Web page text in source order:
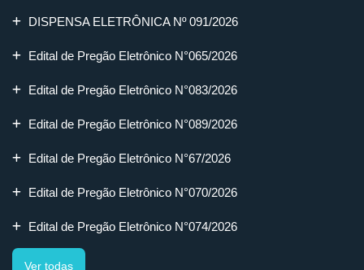
DISPENSA ELETRÔNICA Nº 091/2026
Edital de Pregão Eletrônico N°065/2026
Edital de Pregão Eletrônico N°083/2026
Edital de Pregão Eletrônico N°089/2026
Edital de Pregão Eletrônico N°67/2026
Edital de Pregão Eletrônico N°070/2026
Edital de Pregão Eletrônico N°074/2026
Ver todas